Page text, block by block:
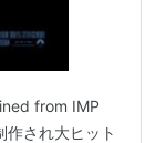
from IMP
され大ヒット